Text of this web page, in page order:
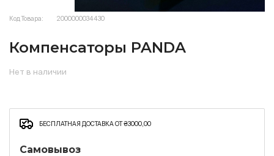
Код Товара: 2000000034430
Компенсаторы PANDA
Нет в наличии
БЕСПЛАТНАЯ ДОСТАВКА ОТ ₴3000,00
Самовывоз